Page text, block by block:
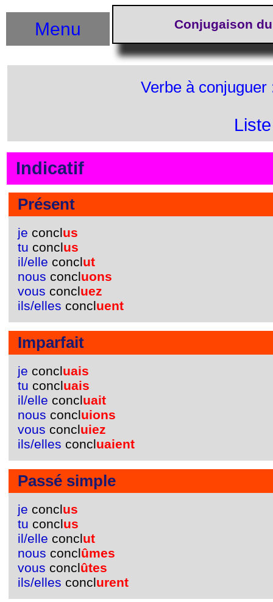
Conjugaison
Menu
Verbe à
Indicatif
Présent
je conclus
tu conclus
il/elle conclut
nous concluons
vous concluez
ils/elles concluent
Imparfait
je concluais
tu concluais
il/elle concluait
nous concluions
vous concluiez
ils/elles concluaient
Passé simple
je conclus
tu conclus
il/elle conclut
nous conclûmes
vous conclûtes
ils/elles conclurent